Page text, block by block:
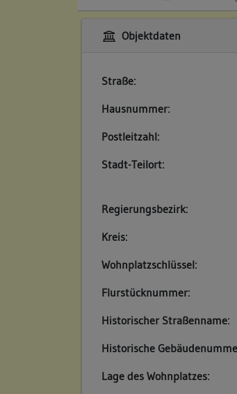
Objektdaten
Straße:
Hausnummer:
Postleitzahl:
Stadt-Teilort:
Regierungsbezirk:
Kreis:
Wohnplatzschlüssel:
Flurstücknummer:
Historischer Straßenname:
Historische
Lage des Wohnplatzes: